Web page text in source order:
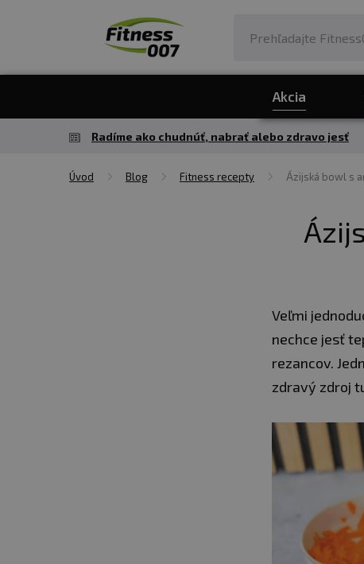
Akcia
Radíme ako chudnúť, nabrať alebo zdravo jesť
Úvod Blog Fitness recepty Ázijská bowl s
Veľmi
nechce jesť
rezancov.
zdravý zdroj